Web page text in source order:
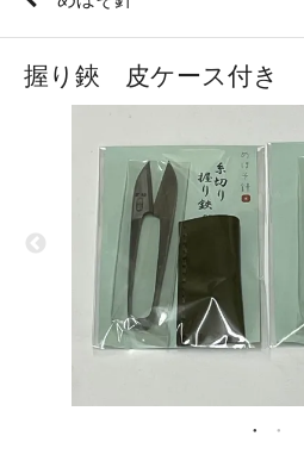
握り鋏 皮ケース付き